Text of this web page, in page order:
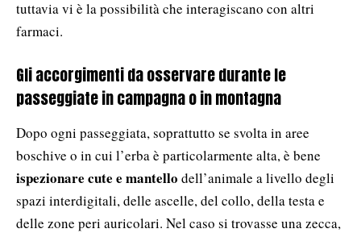
tuttavia vi è la possibilità che interagiscano con altri
farmaci.
Gli accorgimenti da osservare durante le
passeggiate in campagna o in montagna
Dopo ogni passeggiata, soprattutto se svolta in aree
boschive o in cui l’erba è particolarmente alta, è bene
ispezionare cute e mantello dell’animale a livello degli
spazi interdigitali, delle ascelle, del collo, della testa e
delle zone peri auricolari. Nel caso si trovasse una zecca,